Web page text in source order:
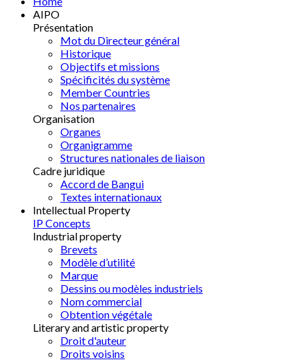
AIPO
Présentation
Mot du Directeur général
Historique
Objectifs et missions
Spécificités du système
Member Countries
Nos partenaires
Organisation
Organes
Organigramme
Structures nationales de liaison
Cadre juridique
Accord de Bangui
Textes internationaux
Intellectual Property
IP Concepts
Industrial property
Brevets
Modèle d’utilité
Marque
Dessins ou modèles industriels
Nom commercial
Obtention végétale
Literary and artistic property
Droit d'auteur
Droits voisins